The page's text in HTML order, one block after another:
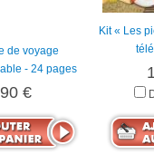
de voyage
- 24 pages
€
Kit « Les